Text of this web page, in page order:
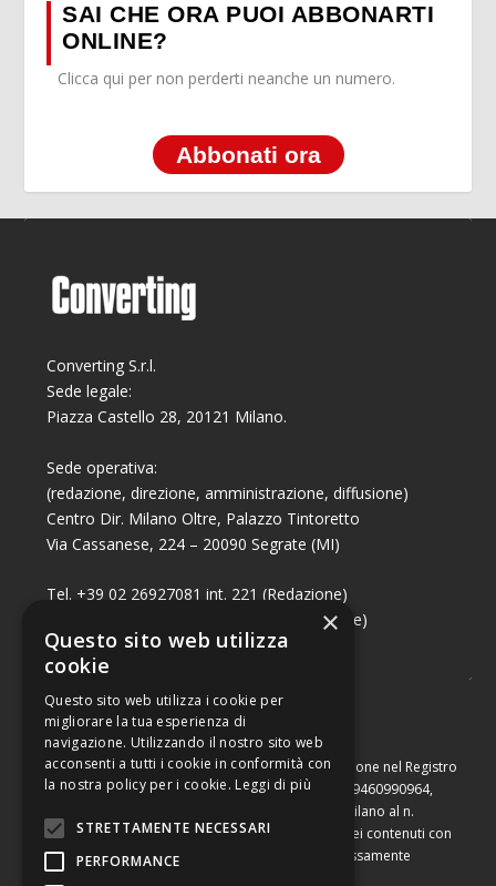
SAI CHE ORA PUOI ABBONARTI
ONLINE?
Clicca qui per non perderti neanche un numero.
Abbonati ora
Converting S.r.l.
Sede legale:
Piazza Castello 28, 20121 Milano.
Sede operativa:
(redazione, direzione, amministrazione, diffusione)
Centro Dir. Milano Oltre, Palazzo Tintoretto
Via Cassanese, 224 – 20090 Segrate (MI)
Tel. +39 02 26927081 int. 221 (Redazione)
Tel. +39 02 26927081 int. 224 (Commerciale)
Fax +39 02 26951006
Capitale sociale di Euro 10.000,00 – Numero di iscrizione nel Registro
delle Imprese di Milano, partita Iva e codice fiscale 09460990964,
iscritta al Repertorio Economico Amministrativo di Milano al n.
2091710. È vietata la riproduzione, anche parziale, dei contenuti con
qualsiasi mezzo, compresa la stampa, se non espressamente
autorizzata.
×
Questo sito web utilizza
cookie
Questo sito web utilizza i cookie per
migliorare la tua esperienza di
navigazione. Utilizzando il nostro sito web
acconsenti a tutti i cookie in conformità con
la nostra policy per i cookie. Leggi di più
STRETTAMENTE NECESSARI
PERFORMANCE